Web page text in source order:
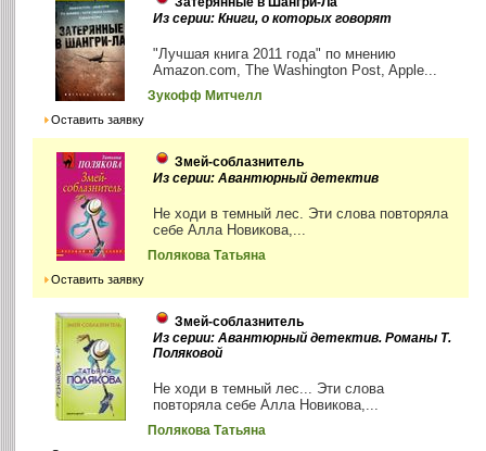
Из серии: Книги, о которых говорят
"Лучшая книга 2011 года" по мнению
Amazon.com, The Washington Post, Apple...
Зукофф Митчелл
Оставить заявку
Змей-соблазнитель
Из серии: Авантюрный детектив
Не ходи в темный лес. Эти слова повторяла
себе Алла Новикова,...
Полякова Татьяна
Оставить заявку
Змей-соблазнитель
Из серии: Авантюрный детектив. Романы Т.
Поляковой
Не ходи в темный лес... Эти слова
повторяла себе Алла Новикова,...
Полякова Татьяна